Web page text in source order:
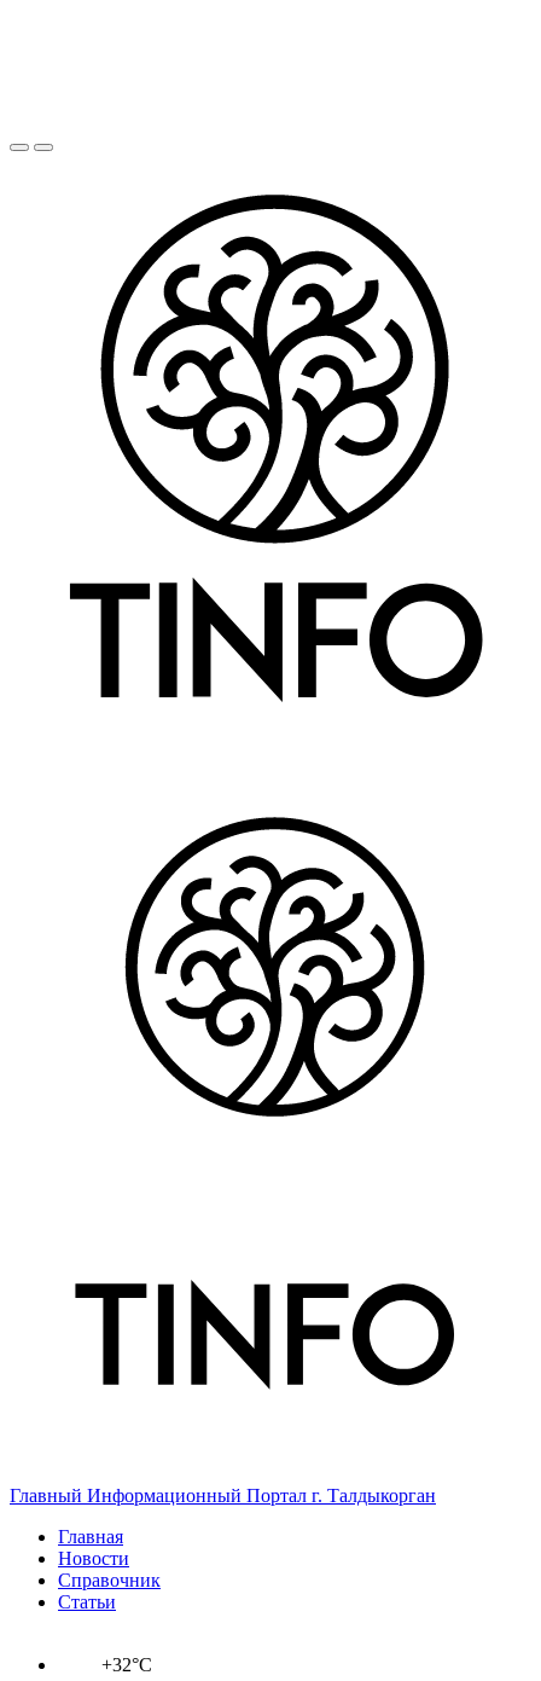
Главный Информационный Портал г. Талдыкорган
Главная
Новости
Справочник
Статьи
+32°C